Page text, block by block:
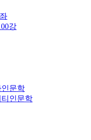
강
문학
인문학